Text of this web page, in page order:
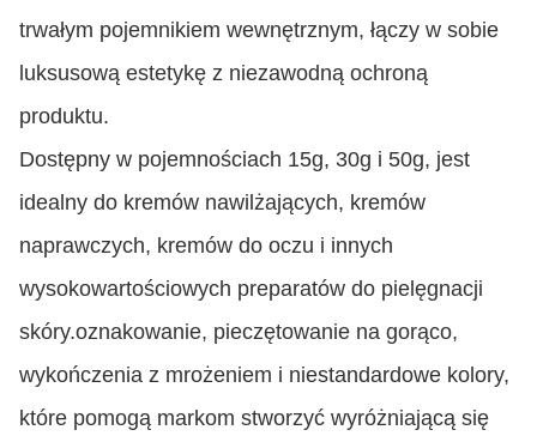
trwałym pojemnikiem wewnętrznym, łączy w sobie
luksusową estetykę z niezawodną ochroną
produktu.
Dostępny w pojemnościach 15g, 30g i 50g, jest
idealny do kremów nawilżających, kremów
naprawczych, kremów do oczu i innych
wysokowartościowych preparatów do pielęgnacji
skóry.oznakowanie, pieczętowanie na gorąco,
wykończenia z mrożeniem i niestandardowe kolory,
które pomogą markom stworzyć wyróżniającą się